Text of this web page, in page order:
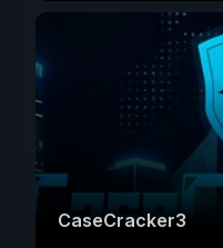
CaseCracker3